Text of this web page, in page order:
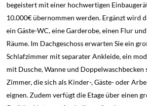
begeistert mit einer hochwertigen
10.000€ übernommen werden. Ergänzt wird
ein Gäste-WC, eine Garderobe, einen Flur
Räume. Im Dachgeschoss erwarten Sie ein
Schlafzimmer mit separater Ankleide, ein
mit Dusche, Wanne und
Zimmer, die sich als Kinder-, Gäste- oder
eignen. Zudem verfügt die Etage über einen